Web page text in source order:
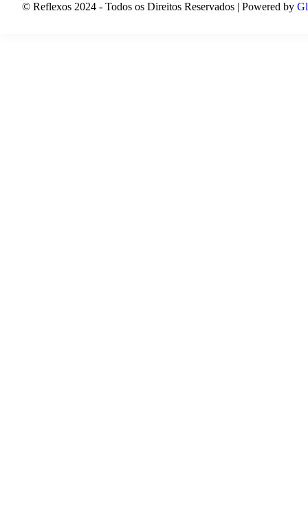
© Reflexos 2024 - Todos os Direitos Reservados | Powered by